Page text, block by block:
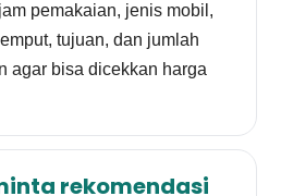
pemakaian, jenis mobil,
tujuan, dan jumlah
agar bisa dicekkan harga
rekomendasi